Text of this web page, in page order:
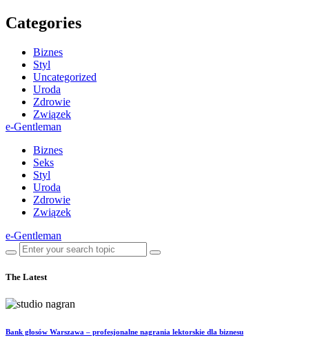
Categories
Biznes
Styl
Uncategorized
Uroda
Zdrowie
Związek
e-Gentleman
Biznes
Seks
Styl
Uroda
Zdrowie
Związek
e-Gentleman
The Latest
Bank głosów Warszawa – profesjonalne nagrania lektorskie dla biznesu